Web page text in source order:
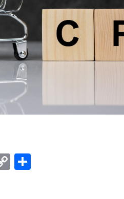
Copy